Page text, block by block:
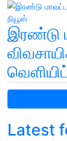
இரண்டு
Latest